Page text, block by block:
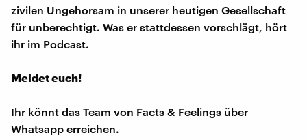
zivilen Ungehorsam in unserer heutigen Gesellschaft
für unberechtigt. Was er stattdessen vorschlägt, hört
ihr im Podcast.
Meldet euch!
Ihr könnt das Team von Facts & Feelings über
Whatsapp erreichen.